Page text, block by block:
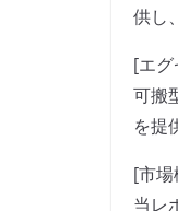
供し
[エ
可搬
を提
[市
当レ